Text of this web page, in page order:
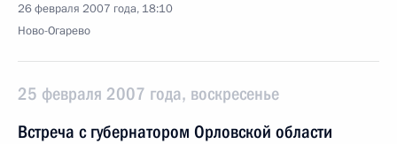
26 февраля 2007 года, 18:10
Ново-Огарево
25 февраля 2007 года, воскресенье
Встреча с губернатором Орловской области